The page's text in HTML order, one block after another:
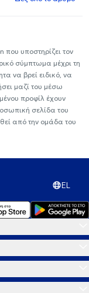
υποστηρίζει τον
σύμπτωμα μέχρι τη
να βρεί ειδικό, να
μαζί του μέσω
προφίλ έχουν
σελίδα του
από την ομάδα του
EL